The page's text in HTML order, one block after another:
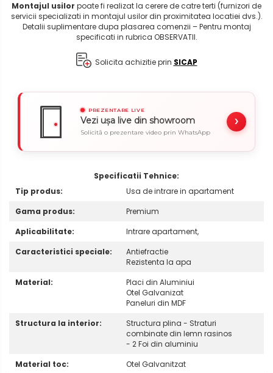
Montajul usilor poate fi realizat la cerere de catre terti (furnizori de
servicii specializati in montajul usilor din proximitatea locatiei dvs.).
Detalii suplimentare dupa plasarea comenzii – Pentru montaj
specificati in rubrica OBSERVATII.
Solicita achizitie prin SICAP
PREZENTARE LIVE
Vezi ușa live din showroom
Solicită o prezentare video prin WhatsApp
›
Specificatii Tehnice:
Tip produs:
Usa de intrare in apartament
Gama produs:
Premium
Aplicabilitate:
Intrare apartament,
Caracteristici speciale:
Antiefractie
Rezistenta la apa
Material:
Placi din Aluminiui
Otel Galvanizat
Paneluri din MDF
Structura la interior:
Structura plina - Straturi
combinate din lemn rasinos
- 2 Foi din aluminiu
Material toc:
Otel Galvanitzat